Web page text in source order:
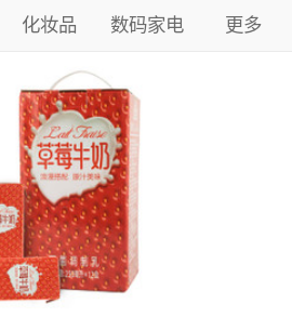
化妆品 数码家电 更多